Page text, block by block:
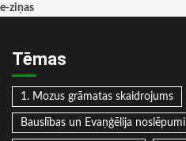
e-ziņas
Tēmas
1. Mozus grāmatas skaidrojums
Bauslības un Evaņģēlija noslēpumi